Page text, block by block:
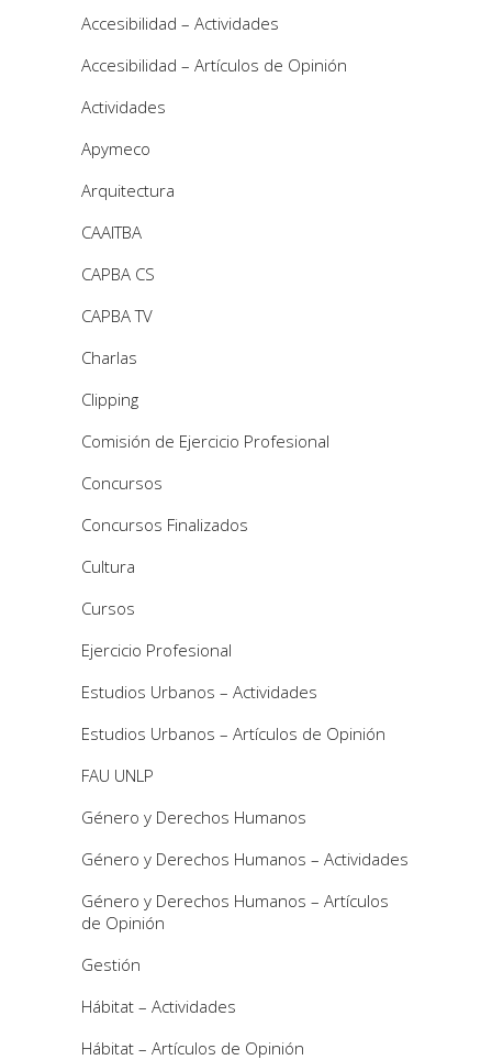
Accesibilidad – Actividades
Accesibilidad – Artículos de Opinión
Actividades
Apymeco
Arquitectura
CAAITBA
CAPBA CS
CAPBA TV
Charlas
Clipping
Comisión de Ejercicio Profesional
Concursos
Concursos Finalizados
Cultura
Cursos
Ejercicio Profesional
Estudios Urbanos – Actividades
Estudios Urbanos – Artículos de Opinión
FAU UNLP
Género y Derechos Humanos
Género y Derechos Humanos – Actividades
Género y Derechos Humanos – Artículos
de Opinión
Gestión
Hábitat – Actividades
Hábitat – Artículos de Opinión